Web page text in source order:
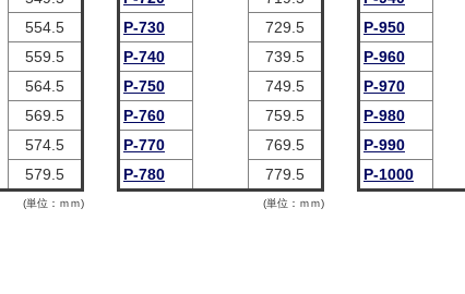
(単位：ｍｍ)
554.5
559.5
564.5
569.5
574.5
579.5
(単位：ｍｍ)
P-730
729.5
P-740
739.5
P-750
749.5
P-760
759.5
P-770
769.5
P-780
779.5
P-950
P-960
P-970
P-980
P-990
P-1000